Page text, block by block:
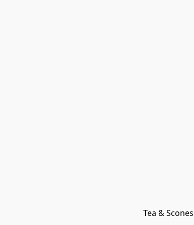
Tea & Scones